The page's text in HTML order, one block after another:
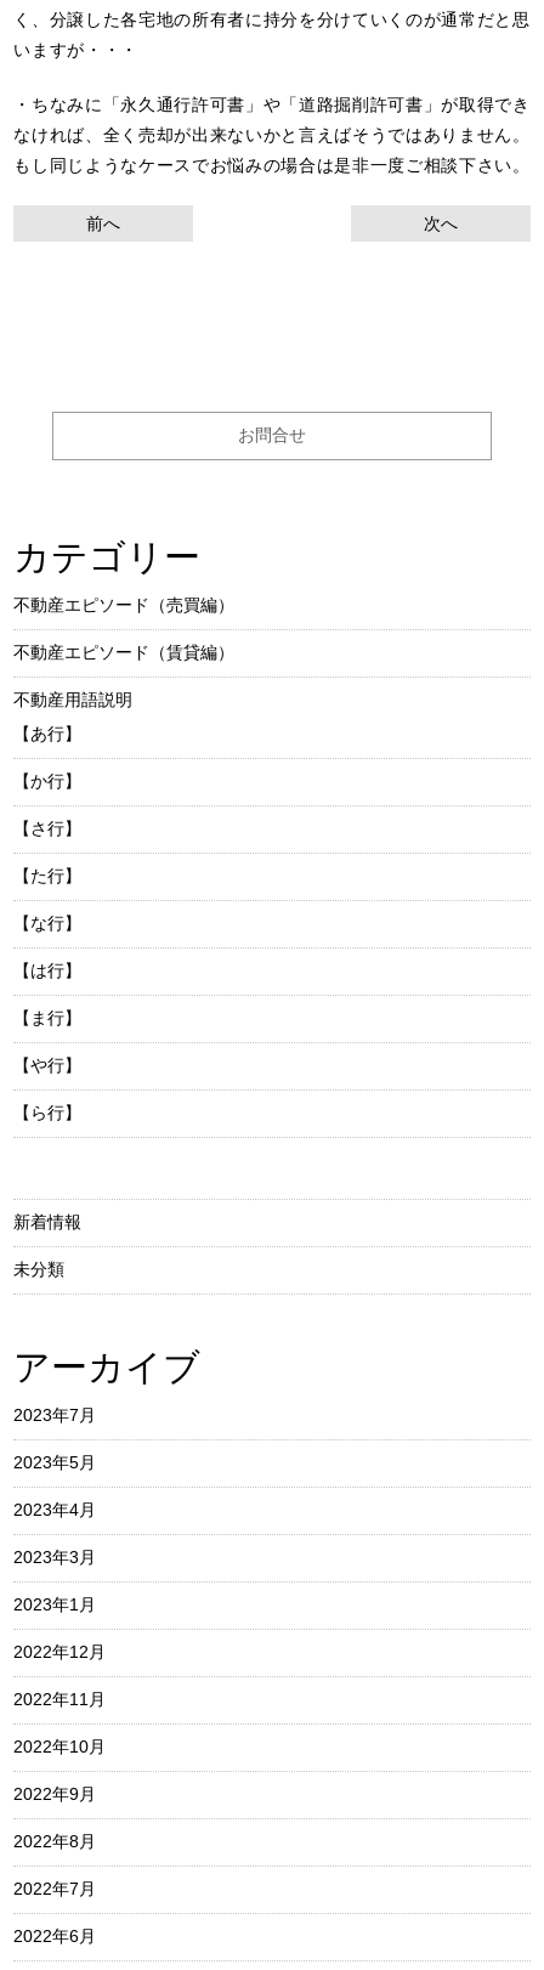
く、分譲した各宅地の所有者に持分を分けていくのが通常だと思
いますが・・・
・ちなみに「永久通行許可書」や「道路掘削許可書」が取得でき
なければ、全く売却が出来ないかと言えばそうではありません。
もし同じようなケースでお悩みの場合は是非一度ご相談下さい。
前へ 次へ
お問合せ
カテゴリー
不動産エピソード（売買編）
不動産エピソード（賃貸編）
不動産用語説明
【あ行】
【か行】
【さ行】
【た行】
【な行】
【は行】
【ま行】
【や行】
【ら行】
新着情報
未分類
アーカイブ
2023年7月
2023年5月
2023年4月
2023年3月
2023年1月
2022年12月
2022年11月
2022年10月
2022年9月
2022年8月
2022年7月
2022年6月